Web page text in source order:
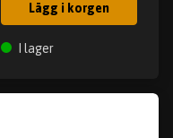
Lägg i korgen
I lager